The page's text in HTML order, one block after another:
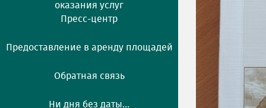
оказания услуг
Пресс-центр
Предоставление в аренду площадей
Обратная связь
Ни дня без даты...